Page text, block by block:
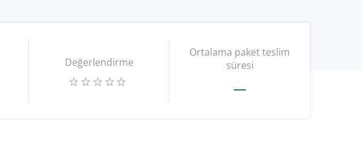
Değerlendirme
Ortalama paket teslim
süresi
—